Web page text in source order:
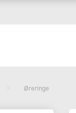
Øreringe